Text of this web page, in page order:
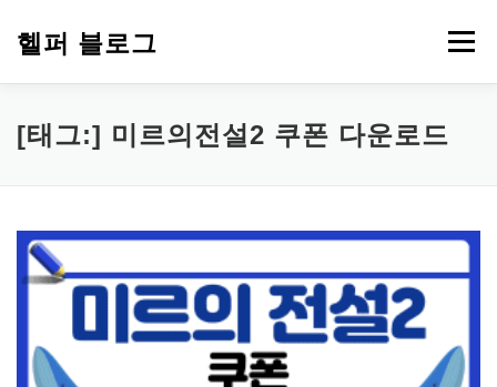
헬퍼 블로그 메뉴
워드프레스 복지 챗GPT PDF 파일 변환
티스토리
[태그:] 미르의전설2 쿠폰 다운로드